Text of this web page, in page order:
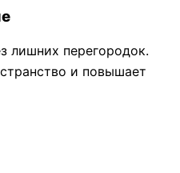
лишних перегородок.
и повышает